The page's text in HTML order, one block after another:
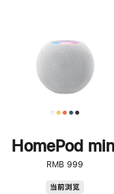
HomePod
RMB 999
当前浏览